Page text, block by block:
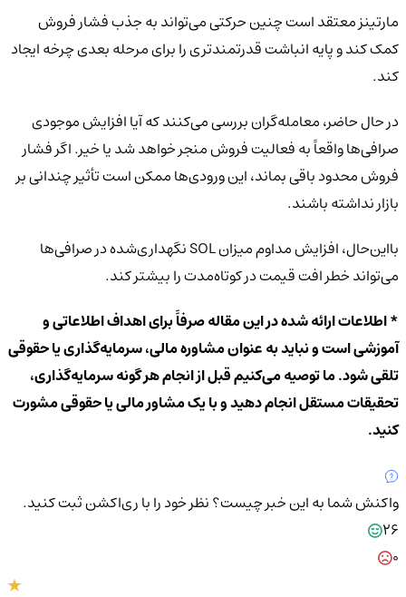
مارتینز معتقد است چنین حرکتی می‌تواند به جذب فشار فروش
کمک کند و پایه انباشت قدرتمندتری را برای مرحله بعدی چرخه ایجاد
کند.
در حال حاضر، معامله‌گران بررسی می‌کنند که آیا افزایش موجودی
صرافی‌ها واقعاً به فعالیت فروش منجر خواهد شد یا خیر. اگر فشار
فروش محدود باقی بماند، این ورودی‌ها ممکن است تأثیر چندانی بر
بازار نداشته باشند.
بااین‌حال، افزایش مداوم میزان SOL نگهداری‌شده در صرافی‌ها
می‌تواند خطر افت قیمت در کوتاه‌مدت را بیشتر کند.
* اطلاعات ارائه شده در این مقاله صرفاً برای اهداف اطلاعاتی و
آموزشی است و نباید به عنوان مشاوره مالی، سرمایه‌گذاری یا حقوقی
تلقی شود. ما توصیه می‌کنیم قبل از انجام هر گونه سرمایه‌گذاری،
تحقیقات مستقل انجام دهید و با یک مشاور مالی یا حقوقی مشورت
کنید.
واکنش شما به این خبر چیست؟نظر خود را با ری‌اکشن ثبت کنید.
26